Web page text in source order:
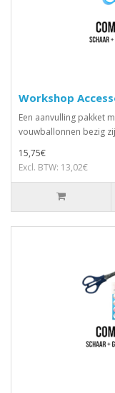
Workshop
Een aanvulling pakket
vouwballonnen bezig
15,75€
Excl. BTW: 13,02€